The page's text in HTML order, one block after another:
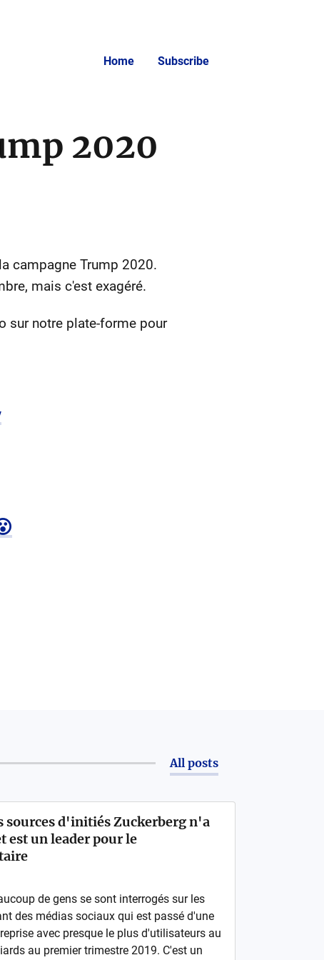
Home Subscribe
2020
campagne Trump 2020.
mais c'est exagéré.
sur notre plate-forme pour
All posts
sources d'initiés Zuckerberg n'a
est un leader pour le
de gens se sont interrogés sur les
des médias sociaux qui est passé d'une
avec presque le plus d'utilisateurs au
au premier trimestre 2019. C'est un